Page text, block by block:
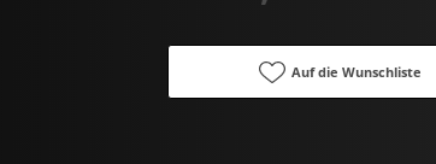
Auf die Wunschliste